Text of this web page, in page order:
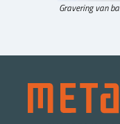
Gravering van